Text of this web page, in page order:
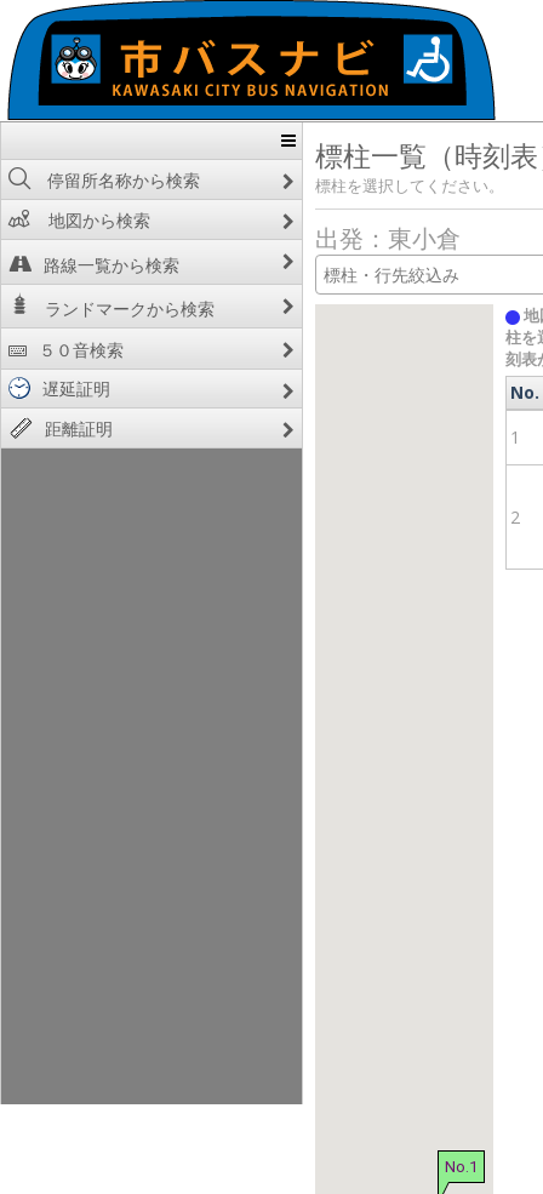
標柱一覧（時刻
標柱を選択してください。
出発：東小倉
No.1
地
柱を
刻表
No.
No.
1
2
停留所名称から検索
地図から検索
路線一覧から検索
ランドマークから検索
５０音検索
遅延証明
距離証明